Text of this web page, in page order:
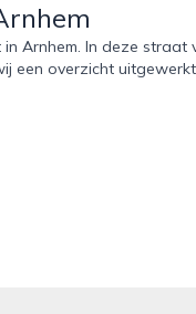
Arnhem. In deze
een overzicht